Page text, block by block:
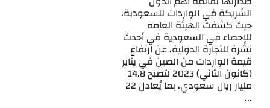
الشريكة في الواردات للسعودية،
حيث كشفت الهيئة العامة
للإحصاء في السعودية في أحدث
نشرة للتجارة الدولية، عن ارتفاع
قيمة الواردات من الصين في يناير
(كانون الثاني) 2023 لتصبح 14.8
مليار ريال سعودي، بما يُعادل 22
...